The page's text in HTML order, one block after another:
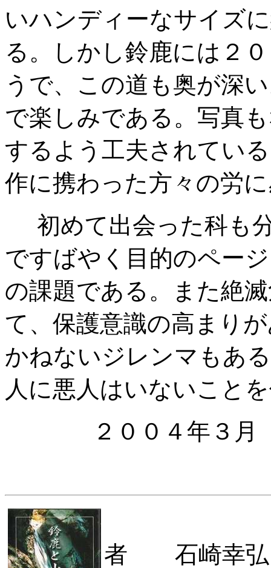
いハンディーなサイズ
る。しかし鈴鹿には２
うで、この道も奥が深
で楽しみである。写真
するよう工夫されてい
作に携わった方々の労
初めて出会った科も
ですばやく目的のペー
の課題である。また絶
て、保護意識の高まり
かねないジレンマもあ
人に悪人はいないこと
２００４年
者 石崎幸弘